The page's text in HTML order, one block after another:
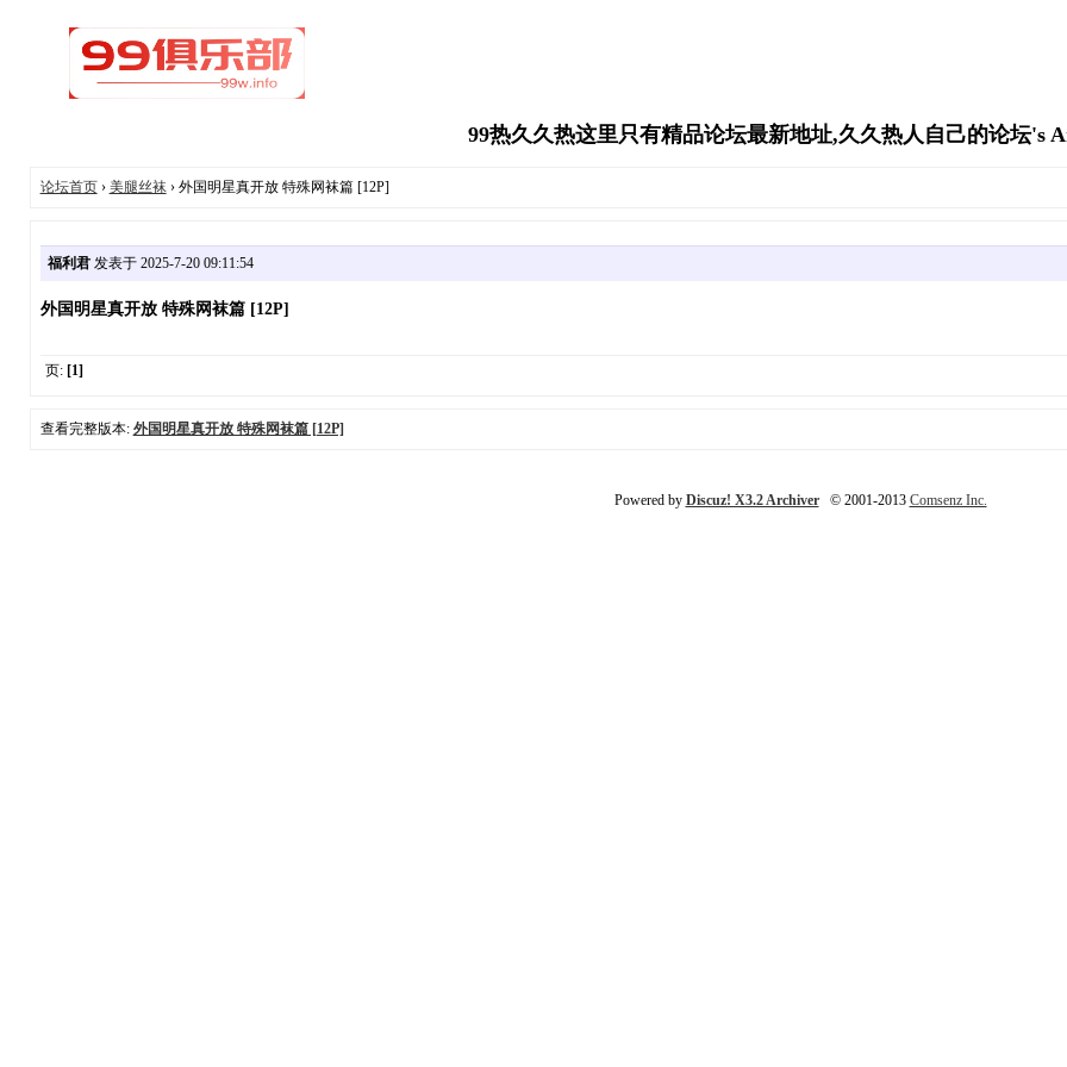
99热久久热这里只有精品论坛最新地址,久久热人自己的论坛's
论坛首页› 美腿丝袜› 外国明星真开放 特殊网袜篇 [12P]
福利君发表于 2025-7-20 09:11:54
外国明星真开放 特殊网袜篇 [12P]
页: [1]
查看完整版本: 外国明星真开放 特殊网袜篇 [12P]
Powered by Discuz! X3.2 Archiver© 2001-2013 Comsenz Inc.